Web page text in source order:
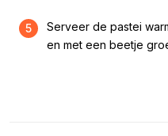
5
Serveer de pastei
en met een beetje